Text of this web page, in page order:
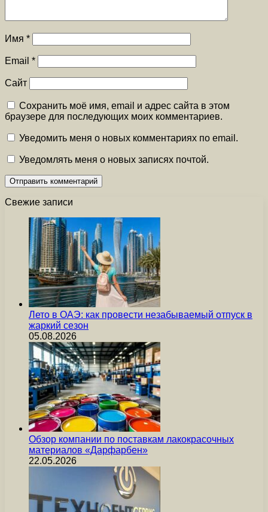
Имя *
Email *
Сайт
Сохранить моё имя, email и адрес сайта в этом
браузере для последующих моих комментариев.
Уведомить меня о новых комментариях по email.
Уведомлять меня о новых записях почтой.
Свежие записи
Лето в ОАЭ: как провести незабываемый отпуск в
жаркий сезон
05.08.2026
Обзор компании по поставкам лакокрасочных
материалов «Дарфарбен»
22.05.2026